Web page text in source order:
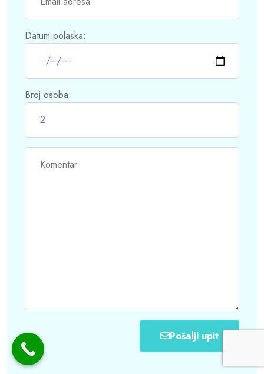
Datum polaska:
Broj osoba:
Pošalji upit